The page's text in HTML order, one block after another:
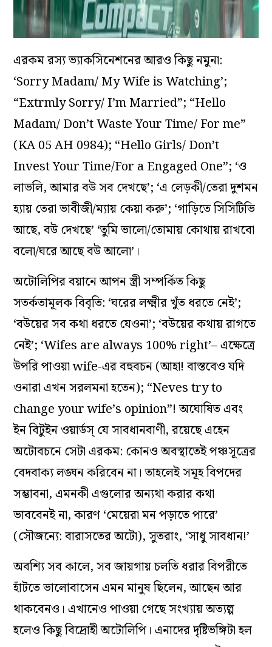
এরকম রস্য ভ‌্যাকসিনেশনের আরও কিছু নমুনা:
‘Sorry Madam/ My Wife is Watching’;
“Extrmly Sorry/ I’m Married”; “Hello
Madam/ Don’t Waste Your Time/ For me”
(KA 05 AH 0984); “Hello Girls/ Don’t
Invest Your Time/For a Engaged One”; ‘ও
লাভলি, আমার বউ সব দেখছে’; ‘এ লেড়কী/তেরা দুশমন
হ্যায় তেরা ভাবীজী/ম্যায় কেয়া করু’; ‘গাড়িতে সিসিটিভি
আছে, বউ দেখছে’ ‘তুমি ভালো/তোমায় কোথায় রাখবো
বলো/ঘরে আছে বউ আলো’।
অটোলিপির বয়ানে আপন স্ত্রী সম্পর্কিত কিছু
সতর্কতামূলক বিবৃতি: ‘ঘরের লক্ষ্মীর খুঁত ধরতে নেই’;
‘বউয়ের সব কথা ধরতে যেওনা’; ‘বউয়ের কথায় রাগতে
নেই’; ‘Wifes are always 100% right’– এক্ষেত্রে
উপরি পাওয়া wife-এর বহুবচন (আহা! বাস্তবেও যদি
ওনারা এখন সরলমনা হতেন); “Neves try to
change your wife’s opinion”! অঘোষিত এবং
ইন বিটুইন ওয়ার্ডস্ যে সাবধানবাণী, রয়েছে এহেন
অটোবচনে সেটা এরকম: কোনও অবস্থাতেই পঞ্চসূত্রের
বেদবাক্য লঙ্ঘন করিবেন না। তাহলেই সমূহ বিপদের
সম্ভাবনা, এমনকী এগুলোর অন্যথা করার কথা
ভাববেনই না, কারণ ‘মেয়েরা মন পড়াতে পারে’
(সৌজন‌্যে: বারাসতের অটো), সুতরাং, ‘সাধু সাবধান!’
অবশ্যি সব কালে, সব জায়গায় চলতি ধরার বিপরীতে
হাঁটতে ভালোবাসেন এমন মানুষ ছিলেন, আছেন আর
থাকবেনও। এখানেও পাওয়া গেছে সংখ্যায় অত্যল্প
হলেও কিছু বিদ্রোহী অটোলিপি। এনাদের দৃষ্টিভঙ্গিটা হল